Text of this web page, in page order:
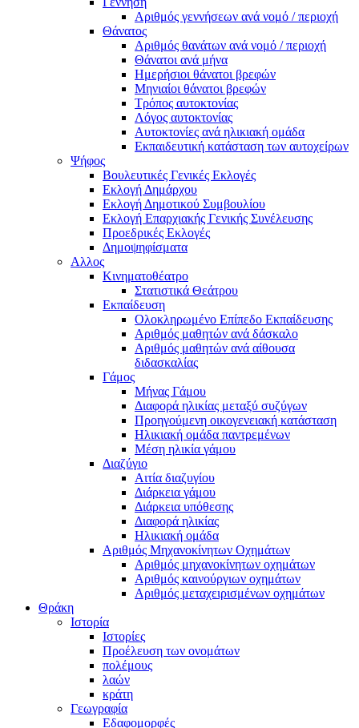
Αριθμός γεννήσεων ανά νομό / περιοχή
Θάνατος
Αριθμός θανάτων ανά νομό / περιοχή
Θάνατοι ανά μήνα
Ημερήσιοι θάνατοι βρεφών
Μηνιαίοι θάνατοι βρεφών
Τρόπος αυτοκτονίας
Λόγος αυτοκτονίας
Αυτοκτονίες ανά ηλικιακή ομάδα
Εκπαιδευτική κατάσταση των αυτοχείρων
Ψήφος
Βουλευτικές Γενικές Εκλογές
Εκλογή Δημάρχου
Εκλογή Δημοτικού Συμβουλίου
Εκλογή Επαρχιακής Γενικής Συνέλευσης
Προεδρικές Εκλογές
Δημοψηφίσματα
Αλλος
Κινηματοθέατρο
Στατιστικά Θεάτρου
Εκπαίδευση
Ολοκληρωμένο Επίπεδο Εκπαίδευσης
Αριθμός μαθητών ανά δάσκαλο
Αριθμός μαθητών ανά αίθουσα
διδασκαλίας
Γάμος
Μήνας Γάμου
Διαφορά ηλικίας μεταξύ συζύγων
Προηγούμενη οικογενειακή κατάσταση
Ηλικιακή ομάδα παντρεμένων
Μέση ηλικία γάμου
Διαζύγιο
Αιτία διαζυγίου
Διάρκεια γάμου
Διάρκεια υπόθεσης
Διαφορά ηλικίας
Ηλικιακή ομάδα
Αριθμός Μηχανοκίνητων Οχημάτων
Αριθμός μηχανοκίνητων οχημάτων
Αριθμός καινούργιων οχημάτων
Αριθμός μεταχειρισμένων οχημάτων
Θράκη
Ιστορία
Ιστορίες
Προέλευση των ονομάτων
πολέμους
λαών
κράτη
Γεωγραφία
Εδαφομορφές